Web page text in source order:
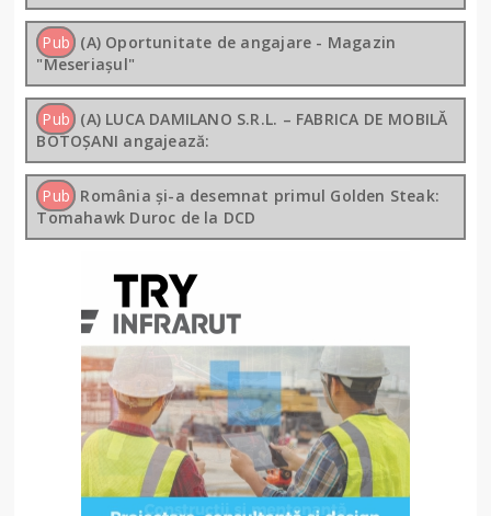
Pub (A) Oportunitate de angajare - Magazin
"Meseriașul"
Pub (A) LUCA DAMILANO S.R.L. – FABRICA DE MOBILĂ
BOTOȘANI angajează:
Pub România și-a desemnat primul Golden Steak:
Tomahawk Duroc de la DCD